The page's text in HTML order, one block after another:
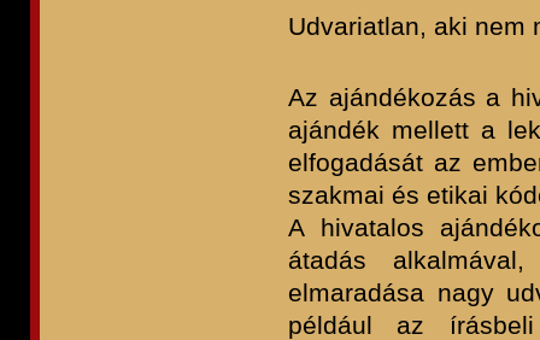
Udvariatlan, aki nem
Az ajándékozás a
ajándék mellett a
elfogadását az
szakmai és etikai
A hivatalos
átadás
elmaradása nagy
például az